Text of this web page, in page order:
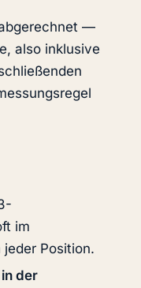
—
also inklusive
im
Position.
der